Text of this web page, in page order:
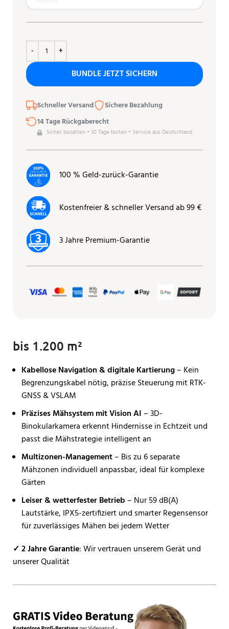
BUNDLE JETZT SICHERN
Schneller Versand
Sichere Bezahlung
14 Tage Rückgaberecht
Sicher bezahlen • 30 Tage testen • Service aus Deutschland
100 % Geld-zurück-Garantie
Kostenfreier & schneller Versand ab 99 €
3 Jahre Premium-Garantie
bis 1.200 m²
Kabellose Navigation & digitale Kartierung– Kein
Begrenzungskabel nötig, präzise Steuerung mit RTK-
GNSS & VSLAM
Präzises Mähsystem mit Vision AI – 3D-
Binokularkamera erkennt Hindernisse in Echtzeit und
passt die Mähstrategie intelligent an
Multizonen-Management– Bis zu 6 separate
Mähzonen individuell anpassbar, ideal für komplexe
Gärten
Leiser & wetterfester Betrieb – Nur 59 dB(A)
Lautstärke, IPX5-zertifiziert und smarter Regensensor
für zuverlässiges Mähen bei jedem Wetter
✓ 2 Jahre Garantie: Wir vertrauen unserem Gerät und
unserer Qualität